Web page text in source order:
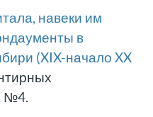
навеки им
в
(XIX-начало XX
№4.